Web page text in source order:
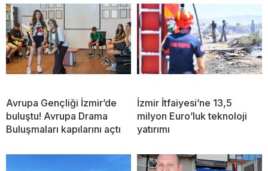
Avrupa Gençliği İzmir’de
buluştu! Avrupa Drama
Buluşmaları kapılarını açtı
İzmir İtfaiyesi’ne 13,5
milyon Euro’luk teknoloji
yatırımı